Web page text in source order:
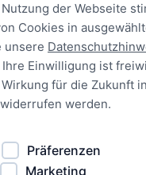
der Webseite
Cookies in
unsere
Ihre Einwilligung ist
für die Zukunft
widerrufen werden.
Präferenzen
Marketing